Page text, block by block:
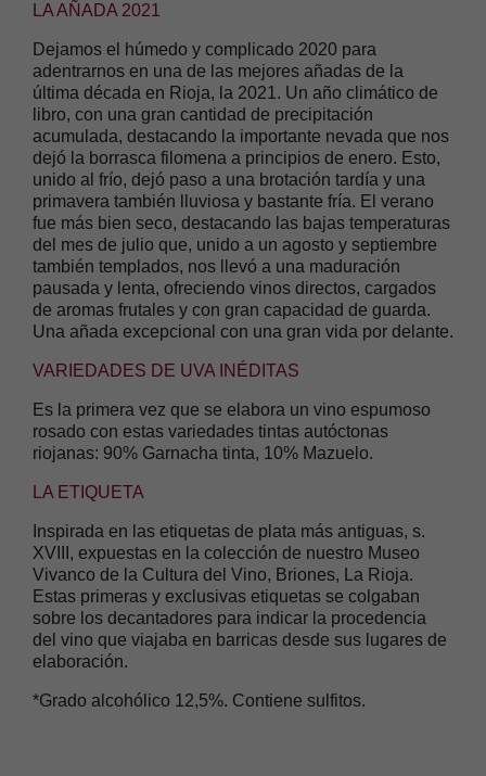
LA AÑADA 2021
Dejamos el húmedo y complicado 2020 para
adentrarnos en una de las mejores añadas de la
última década en Rioja, la 2021. Un año climático de
libro, con una gran cantidad de precipitación
acumulada, destacando la importante nevada que nos
dejó la borrasca filomena a principios de enero. Esto,
unido al frío, dejó paso a una brotación tardía y una
primavera también lluviosa y bastante fría. El verano
fue más bien seco, destacando las bajas temperaturas
del mes de julio que, unido a un agosto y septiembre
también templados, nos llevó a una maduración
pausada y lenta, ofreciendo vinos directos, cargados
de aromas frutales y con gran capacidad de guarda.
Una añada excepcional con una gran vida por delante.
VARIEDADES DE UVA INÉDITAS
Es la primera vez que se elabora un vino espumoso
rosado con estas variedades tintas autóctonas
riojanas: 90% Garnacha tinta, 10% Mazuelo.
LA ETIQUETA
Inspirada en las etiquetas de plata más antiguas, s.
XVIII, expuestas en la colección de nuestro Museo
Vivanco de la Cultura del Vino, Briones, La Rioja.
Estas primeras y exclusivas etiquetas se colgaban
sobre los decantadores para indicar la procedencia
del vino que viajaba en barricas desde sus lugares de
elaboración.
*Grado alcohólico 12,5%. Contiene sulfitos.